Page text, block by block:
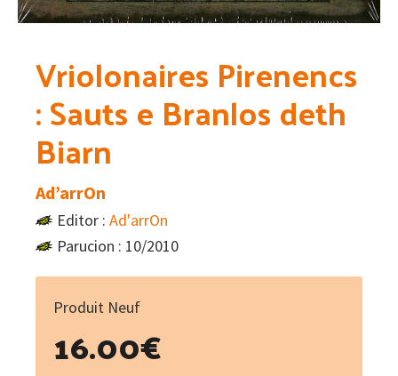
Vriolonaires Pirenencs
: Sauts e Branlos deth
Biarn
Ad’arrOn
Editor : Ad'arrOn
Parucion : 10/2010
Produit Neuf
16.00€